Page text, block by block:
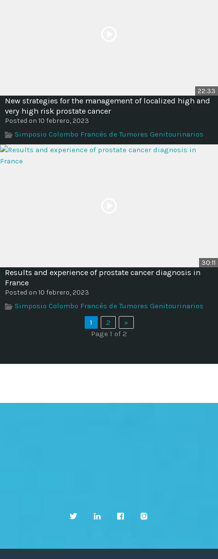
22:33
New strategies for the management of localized high and
very high risk prostate cancer
Posted on 10 febrero, 2023
Simposio Colombo Francés de Tumores Genitourinarios
30:11
Results and experience of prostate cancer diagnosis in
France
Posted on 10 febrero, 2023
Simposio Colombo Francés de Tumores Genitourinarios
1
2
»
Page 1 of 2